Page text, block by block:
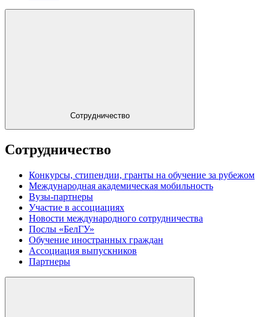
Сотрудничество
Сотрудничество
Конкурсы, стипендии, гранты на обучение за рубежом
Международная академическая мобильность
Вузы-партнеры
Участие в ассоциациях
Новости международного сотрудничества
Послы «БелГУ»
Обучение иностранных граждан
Ассоциация выпускников
Партнеры